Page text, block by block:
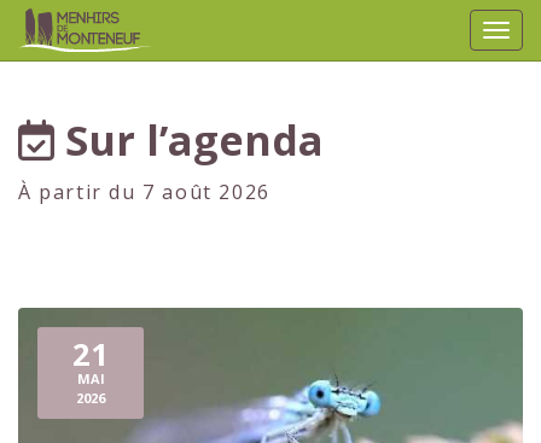
Sur l’agenda
À partir du 7 août 2026
21
MAI
2026